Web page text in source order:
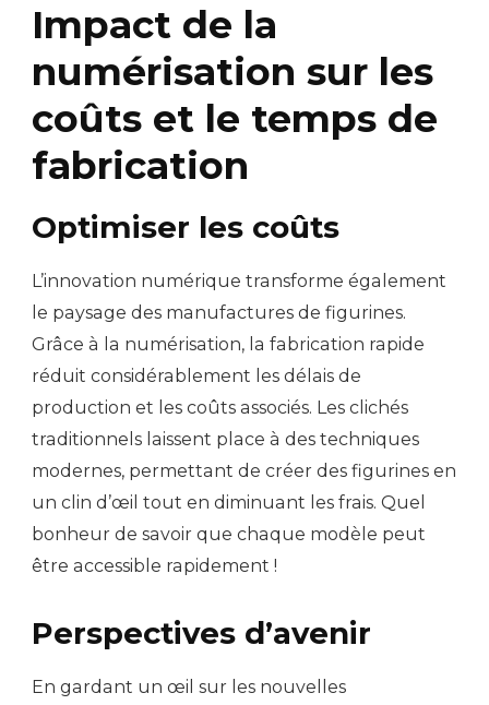
Impact de la
numérisation sur les
coûts et le temps de
fabrication
Optimiser les coûts
L’innovation numérique transforme également
le paysage des manufactures de figurines.
Grâce à la numérisation, la fabrication rapide
réduit considérablement les délais de
production et les coûts associés. Les clichés
traditionnels laissent place à des techniques
modernes, permettant de créer des figurines en
un clin d’œil tout en diminuant les frais. Quel
bonheur de savoir que chaque modèle peut
être accessible rapidement !
Perspectives d’avenir
En gardant un œil sur les nouvelles